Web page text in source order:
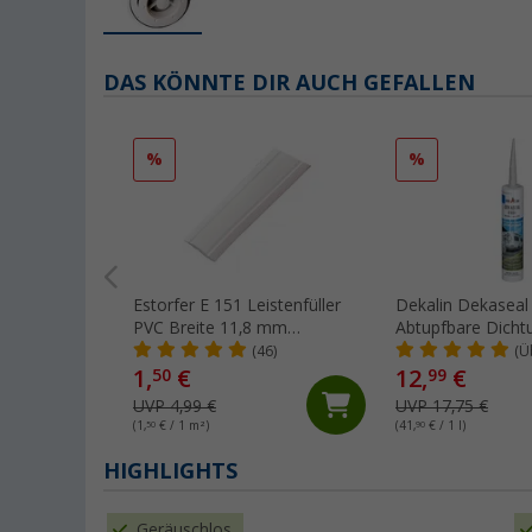
DAS KÖNNTE DIR AUCH GEFALLEN
%
Estorfer E 151 Leistenfüller
PVC Breite 11,8 mm
Meterware weiß(46)
1,50 €
UVP 4,99 €
(1,50 € / 1 m²)
%
Dekalin Dekaseal
Abtupfbare
310 ml hellgrau
12,99 €
UVP 17,75 €
(41,90 € / 1 l)
HIGHLIGHTS